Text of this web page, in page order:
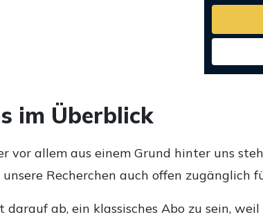
im Überblick
vor allem aus einem Grund hinter uns
Recherchen auch offen zugänglich
darauf ab, ein klassisches Abo zu sein,